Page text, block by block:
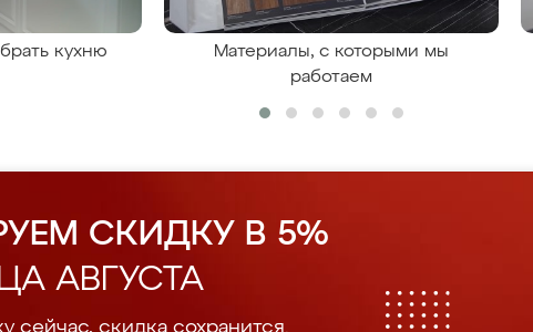
кухню
Материалы, с которыми мы
работаем
СКИДКУ В 5%
АВГУСТА
сейчас, скидка сохранится.